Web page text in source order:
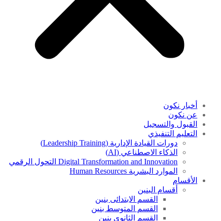
أخبار نكون
عن نكون
القبول والتسجيل
التعليم التنفيذي
دورات القيادة الإدارية (Leadership Training)
الذكاء الاصطناعي (AI)
Digital Transformation and Innovation التحول الرقمي
الموارد البشرية Human Resources
الأقسام
أقسام البنين
القسم الابتدائى بنين
القسم المتوسط بنين
القسم الثانوى بنين